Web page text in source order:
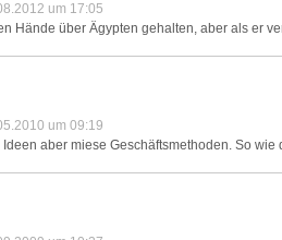
um 17:05
Hände über Ägypten gehalten, aber als er
um 09:19
aber miese Geschäftsmethoden. So